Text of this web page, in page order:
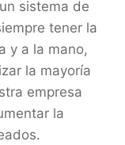
sistema de
tener la
y a la mano,
la mayoría
empresa
la